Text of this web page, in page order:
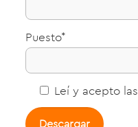
Puesto*
Leí y acepto las